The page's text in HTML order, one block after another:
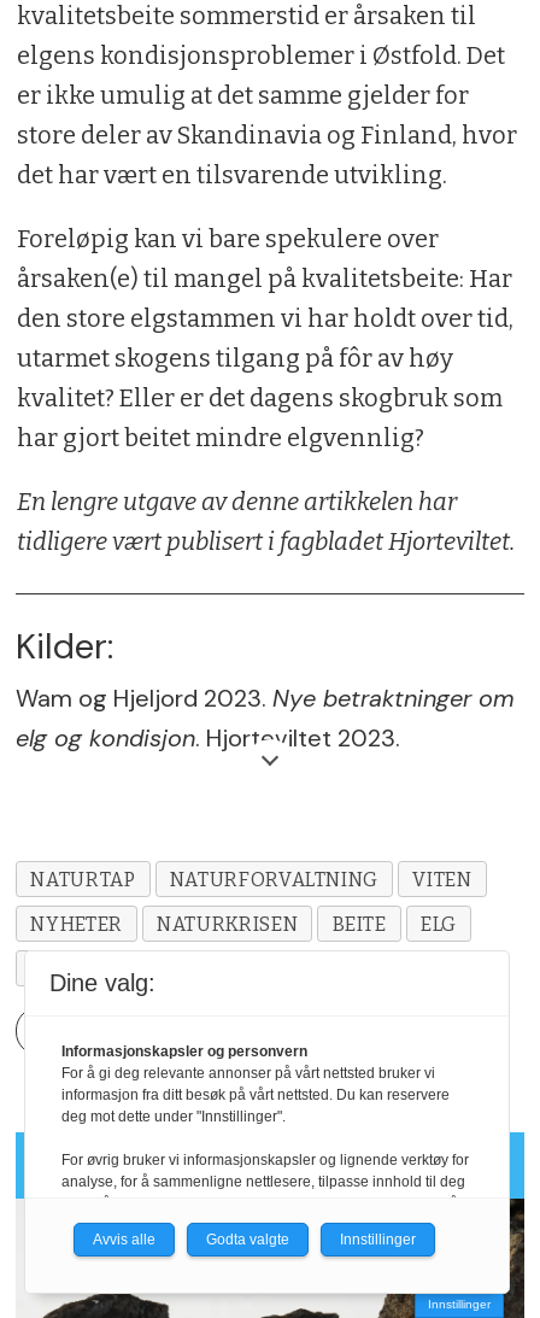
kvalitetsbeite sommerstid er årsaken til
elgens kondisjonsproblemer i Østfold. Det
er ikke umulig at det samme gjelder for
store deler av Skandinavia og Finland, hvor
det har vært en tilsvarende utvikling.
Foreløpig kan vi bare spekulere over
årsaken(e) til mangel på kvalitetsbeite: Har
den store elgstammen vi har holdt over tid,
utarmet skogens tilgang på fôr av høy
kvalitet? Eller er det dagens skogbruk som
har gjort beitet mindre elgvennlig?
En lengre utgave av denne artikkelen har
tidligere vært publisert i fagbladet Hjorteviltet.
Kilder:
Wam og Hjeljord 2023.Nye betraktninger om
elg og kondisjon. Hjorteviltet 2023.
Histøl og Hjeljord 1995.Sør-norske elgbeiter,
kvalitet og bæreevne. IBN – Viltrapport 1.
Meland m.fl. 2019.
2019
Solberg, m.fl. 2022.Hjortevilt 1991-2021
Rapport 2141.
Wam og Hjeljord, 2010.Moose summer and
winter diets along a large scale gradient of
forage availability in southern Norway
Wildl. Res. 56.
NATURTAP NATURFORVALTNING
VITEN
NYHETER
NATURKRISEN BEITE
ELG
KLIMA
|| Mer viten
Viten: Pelsskifte
Innstillinger
Dine valg:
Informasjonskapsler og personvern
For å gi deg relevante annonser på vårt nettsted bruker vi
informasjon fra ditt besøk på vårt nettsted. Du kan reservere
deg mot dette under "Innstillinger".
For øvrig bruker vi informasjonskapsler og lignende verktøy for
analyse, for å sammenligne nettlesere, tilpasse innhold til deg
personvernerklæring.
du få relevante annonser på nettstedene til medlemmene i
nettverket basert på informasjon fra dine besøk på tvers av
Avvis alle Godta valgte Innstillinger